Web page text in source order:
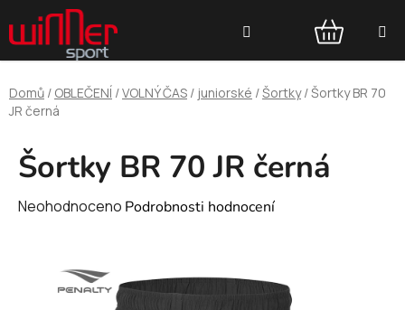
na
obsah
NÁKUPNÍ
KOŠÍK
Domů / OBLEČENÍ /VOLNÝ ČAS / juniorské /Šortky /Šortky BR 70
JR černá
Šortky BR 70 JR černá
Průměrné
Neohodnoceno Podrobnosti hodnocení